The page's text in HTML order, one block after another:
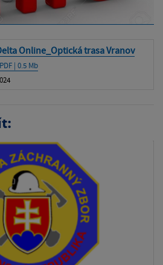
Online_Optická trasa Vranov
| 0.5 Mb